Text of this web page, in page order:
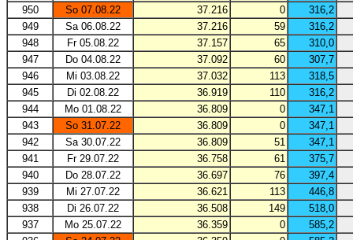
950
So 07.08.22 37.216 0
316,2
949
Sa 06.08.22 37.216 59
316,2
948
Fr 05.08.22 37.157 65
310,0
947
Do 04.08.22 37.092 60
307,7
946
Mi 03.08.22 37.032 113
318,5
945
Di 02.08.22 36.919 110
316,2
944
Mo 01.08.22 36.809 0
347,1
943
So 31.07.22 36.809 0
347,1
942
Sa 30.07.22 36.809 51
347,1
941
Fr 29.07.22 36.758 61
375,7
940
Do 28.07.22 36.697 76
397,4
939
Mi 27.07.22 36.621 113
446,8
938
Di 26.07.22 36.508 149
518,0
937
Mo 25.07.22 36.359 0
585,2